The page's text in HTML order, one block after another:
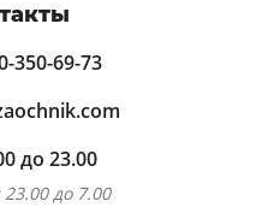
350-69-73
до 23.00
до 7.00